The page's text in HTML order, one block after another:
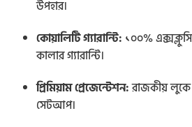
উপহার।
কোয়ালিটি গ্যারান্টি: ১০০%
কালার গ্যারান্টি।
প্রিমিয়াম প্রেজেন্টেশন:রাজকীয়
সেটআপ।